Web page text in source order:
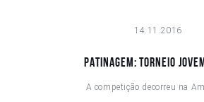
14.11.2016
PATINAGEM: TORNEIO
A competição decorreu na